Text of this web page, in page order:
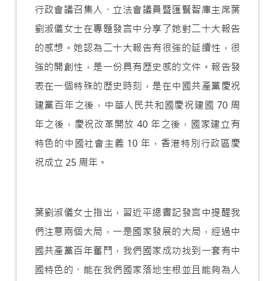
行政會議召集人、立法會議員暨匯賢智庫主席葉
劉淑儀女士在專題發言中分享了她對二十大報告
的感想。她認為二十大報告有很強的延續性，很
強的開創性，是一份具有歷史感的文件。報告發
表在一個特殊的歷史時刻，是在中國共產黨慶祝
建黨百年之後，中華人民共和國慶祝建國 70 周
年之後，慶祝改革開放 40 年之後，國家建立有
特色的中國社會主義 10 年，香港特別行政區慶
祝成立 25 周年。
葉劉淑儀女士指出，習近平總書記發言中提醒我
們注意兩個大局，一是國家發展的大局，經過中
國共產黨百年奮鬥，我們國家成功找到一套有中
國特色的、能在我們國家落地生根並且能夠為人